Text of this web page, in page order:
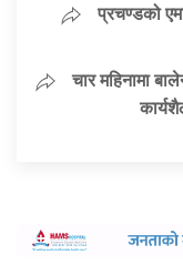
प्रचण्डको
चार महिनामा